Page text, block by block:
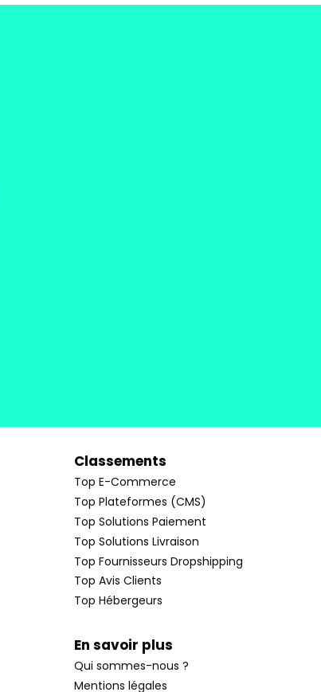
Classements
Top E-Commerce
Top Plateformes (CMS)
Top Solutions Paiement
Top Solutions Livraison
Top Fournisseurs Dropshipping
Top Avis Clients
Top Hébergeurs
En savoir plus
Qui sommes-nous ?
Mentions légales